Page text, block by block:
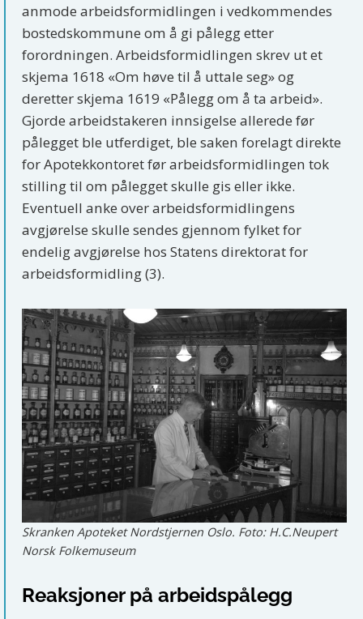
anmode arbeidsformidlingen i vedkommendes
bostedskommune om å gi pålegg etter
forordningen. Arbeidsformidlingen skrev ut et
skjema 1618 «Om høve til å uttale seg» og
deretter skjema 1619 «Pålegg om å ta arbeid».
Gjorde arbeidstakeren innsigelse allerede før
pålegget ble utferdiget, ble saken forelagt direkte
for Apotekkontoret før arbeidsformidlingen tok
stilling til om pålegget skulle gis eller ikke.
Eventuell anke over arbeidsformidlingens
avgjørelse skulle sendes gjennom fylket for
endelig avgjørelse hos Statens direktorat for
arbeidsformidling (3).
Skranken Apoteket Nordstjernen Oslo. Foto: H.C.Neupert
Norsk Folkemuseum
Reaksjoner på arbeidspålegg